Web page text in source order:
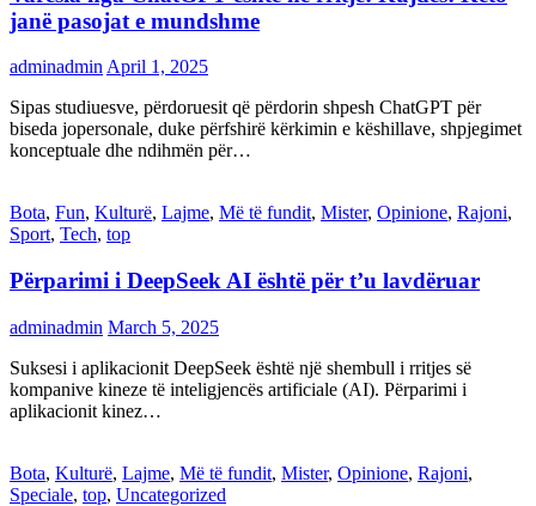
janë pasojat e mundshme
adminadmin April 1, 2025
Sipas studiuesve, përdoruesit që përdorin shpesh ChatGPT për
biseda jopersonale, duke përfshirë kërkimin e këshillave, shpjegimet
konceptuale dhe ndihmën për…
Bota, Fun, Kulturë, Lajme, Më të fundit, Mister, Opinione, Rajoni,
Sport, Tech, top
Përparimi i DeepSeek AI është për t’u lavdëruar
adminadmin March 5, 2025
Suksesi i aplikacionit DeepSeek është një shembull i rritjes së
kompanive kineze të inteligjencës artificiale (AI). Përparimi i
aplikacionit kinez…
Bota, Kulturë, Lajme, Më të fundit, Mister, Opinione, Rajoni,
Speciale, top, Uncategorized